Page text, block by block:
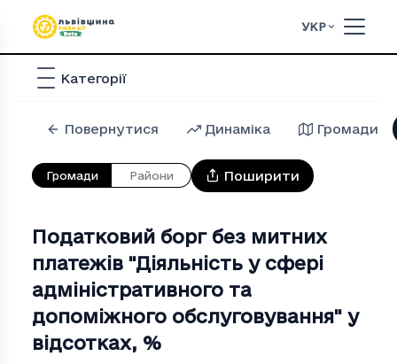
УКР
Категорії
Повернутися Динаміка Громади
Громади Райони Поширити
Податковий борг без митних
платежів "Дiяльнiсть у сферi
адмiнiстративного та
допомiжного обслуговування" у
відсотках, %